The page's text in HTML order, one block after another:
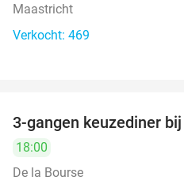
Maastricht
Verkocht: 469
3-gangen keuzediner
18:00
De la Bourse